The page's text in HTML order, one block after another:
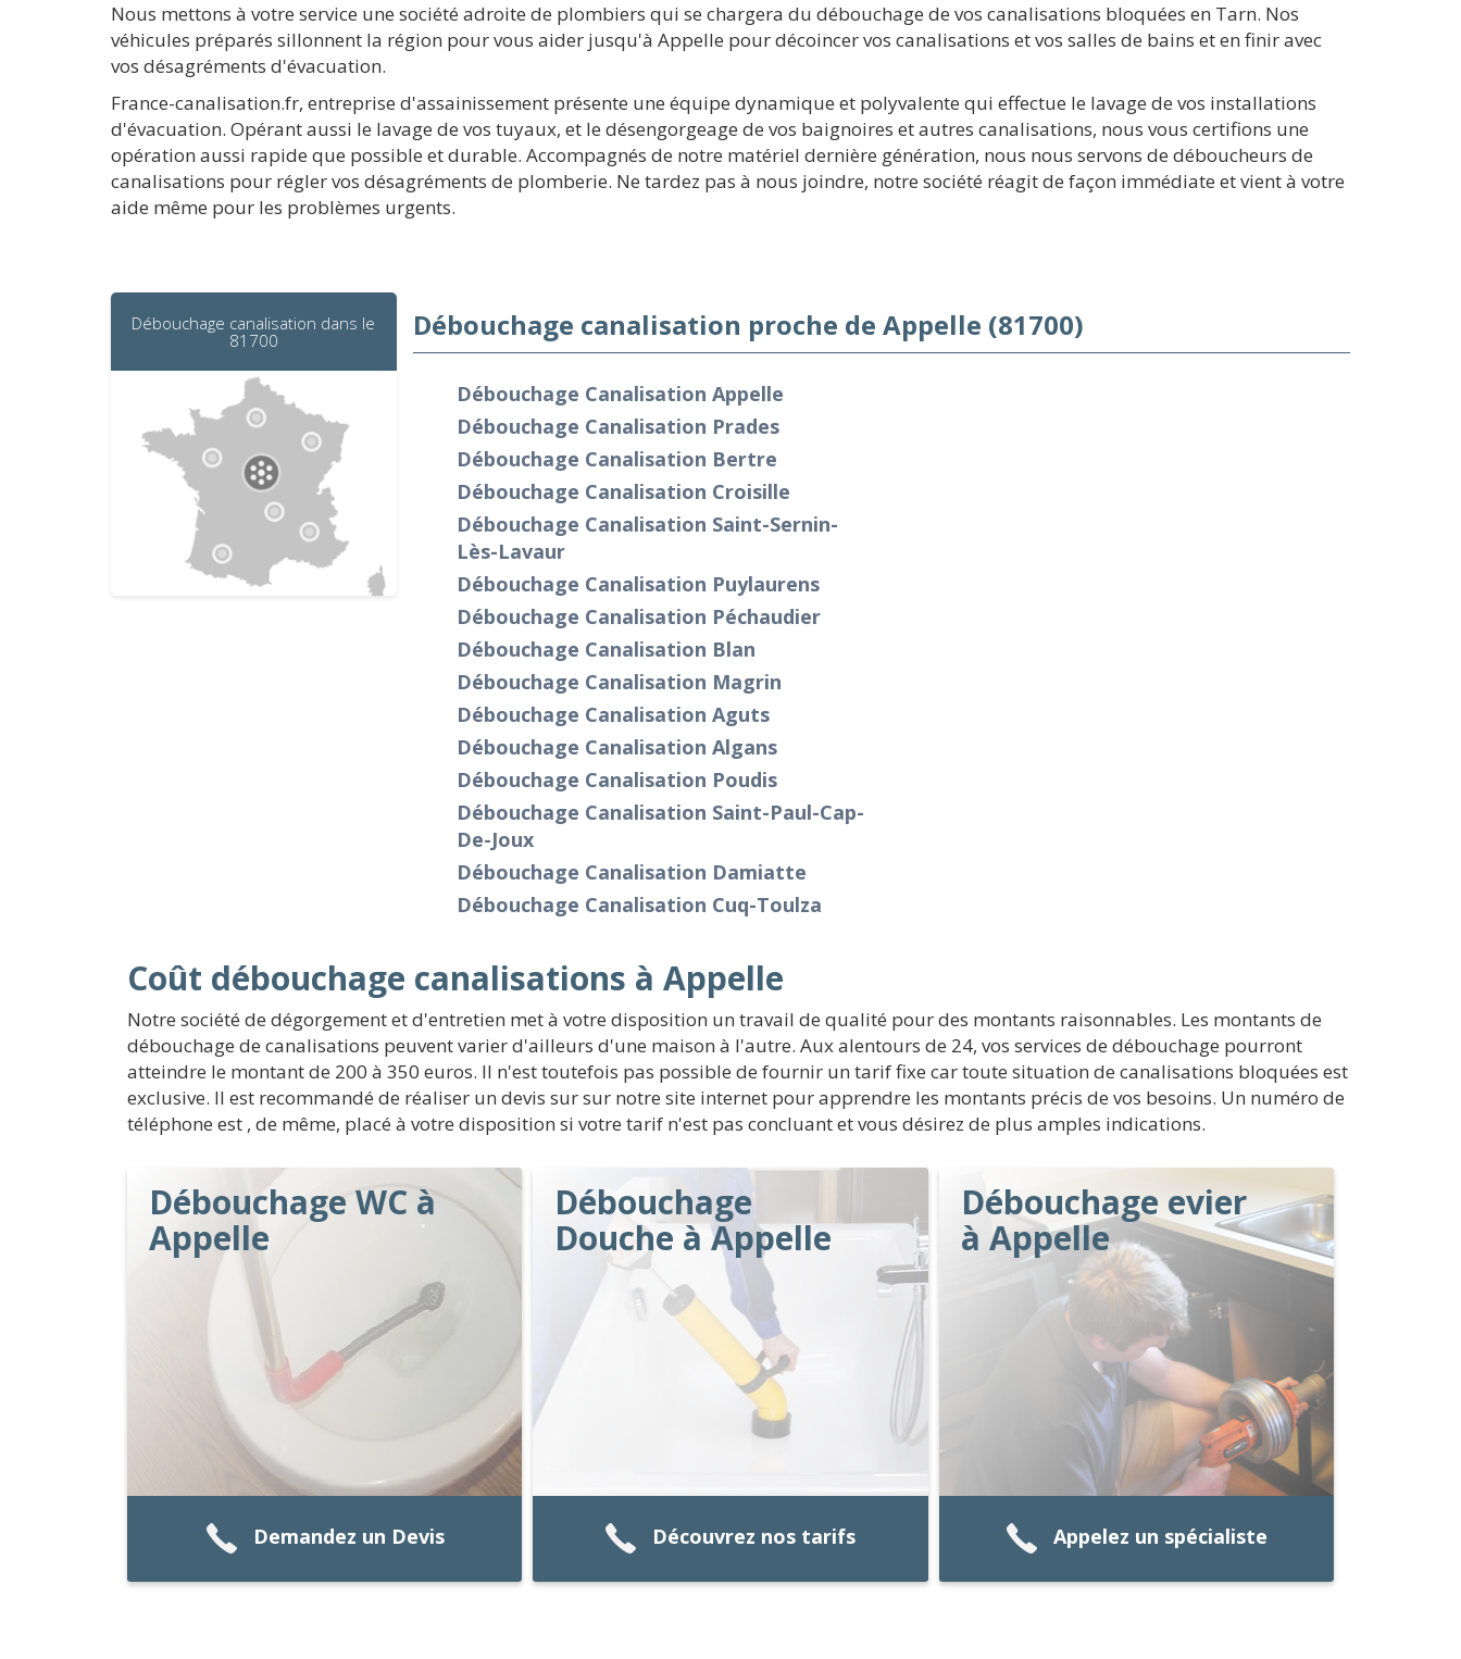
Nous mettons à votre service une société adroite de plombiers qui se chargera du débouchage de vos canalisations bloquées en Tarn. Nos
véhicules préparés sillonnent la région pour vous aider jusqu'à Appelle pour décoincer vos canalisations et vos salles de bains et en finir avec
vos désagréments d'évacuation.
France-canalisation.fr, entreprise d'assainissement présente une équipe dynamique et polyvalente qui effectue le lavage de vos installations
d'évacuation. Opérant aussi le lavage de vos tuyaux, et le désengorgeage de vos baignoires et autres canalisations, nous vous certifions une
opération aussi rapide que possible et durable. Accompagnés de notre matériel dernière génération, nous nous servons de déboucheurs de
canalisations pour régler vos désagréments de plomberie. Ne tardez pas à nous joindre, notre société réagit de façon immédiate et vient à votre
aide même pour les problèmes urgents.
Débouchage canalisation dans le
81700
Débouchage canalisation proche de Appelle (81700)
Débouchage Canalisation Appelle
Débouchage Canalisation Prades
Débouchage Canalisation Bertre
Débouchage Canalisation Croisille
Débouchage Canalisation Saint-Sernin-
Lès-Lavaur
Débouchage Canalisation Puylaurens
Débouchage Canalisation Péchaudier
Débouchage Canalisation Blan
Débouchage Canalisation Magrin
Débouchage Canalisation Aguts
Débouchage Canalisation Algans
Débouchage Canalisation Poudis
Débouchage Canalisation Saint-Paul-Cap-
De-Joux
Débouchage Canalisation Damiatte
Débouchage Canalisation Cuq-Toulza
Coût débouchage canalisations à Appelle
Notre société de dégorgement et d'entretien met à votre disposition un travail de qualité pour des montants raisonnables. Les montants de
débouchage de canalisations peuvent varier d'ailleurs d'une maison à l'autre. Aux alentours de 24, vos services de débouchage pourront
atteindre le montant de 200 à 350 euros. Il n'est toutefois pas possible de fournir un tarif fixe car toute situation de canalisations bloquées est
exclusive. Il est recommandé de réaliser un devis sur sur notre site internet pour apprendre les montants précis de vos besoins. Un numéro de
téléphone est , de même, placé à votre disposition si votre tarif n'est pas concluant et vous désirez de plus amples indications.
Débouchage WC à
Appelle
Demandez un Devis
Débouchage
Douche à Appelle
Découvrez nos tarifs
Débouchage evier
à Appelle
Appelez un spécialiste